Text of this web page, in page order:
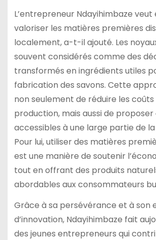
L’entrepreneur Ndayihimbaze
valoriser les matières premières
localement, a-t-il ajouté. Les
souvent considérés comme des
transformés en ingrédients utiles
fabrication des savons. Cette
non seulement de réduire les coûts
production, mais aussi de
accessibles à une large partie de
Pour lui, utiliser des matières
est une manière de soutenir
tout en offrant des produits
abordables aux consommateurs
Grâce à sa persévérance et à son
d’innovation, Ndayihimbaze fait
des jeunes entrepreneurs qui